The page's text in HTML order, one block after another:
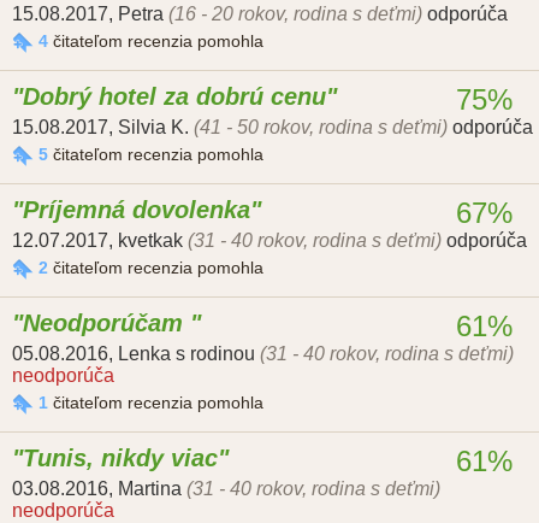
15.08.2017, Petra (16 - 20 rokov, rodina s deťmi) odporúča
4 čitateľom recenzia pomohla
Dobrý hotel za dobrú cenu
15.08.2017, Silvia K. (41 - 50 rokov, rodina s deťmi) odporúča
5 čitateľom recenzia pomohla
75%
Príjemná dovolenka
12.07.2017, kvetkak (31 - 40 rokov, rodina s deťmi) odporúča
2 čitateľom recenzia pomohla
67%
Neodporúčam
05.08.2016, Lenka s rodinou (31 - 40 rokov, rodina s deťmi)
neodporúča
1 čitateľom recenzia pomohla
61%
Tunis, nikdy viac
03.08.2016, Martina (31 - 40 rokov, rodina s deťmi)
neodporúča
61%